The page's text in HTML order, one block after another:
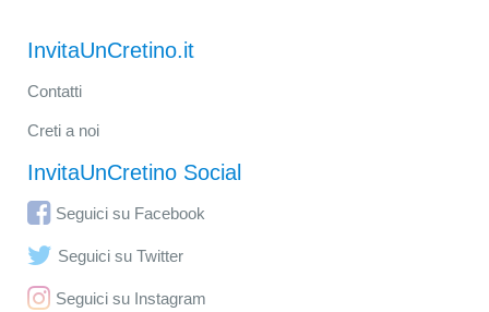
InvitaUnCretino.it
Contatti
Creti a noi
InvitaUnCretino Social
Seguici su Facebook
Seguici su Twitter
Seguici su Instagram